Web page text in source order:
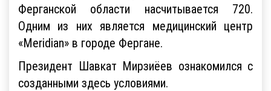
Ферганской области насчитывается 720.
Одним из них является медицинский центр
«Meridian» в городе Фергане.
Президент Шавкат Мирзиёев ознакомился с
созданными здесь условиями.